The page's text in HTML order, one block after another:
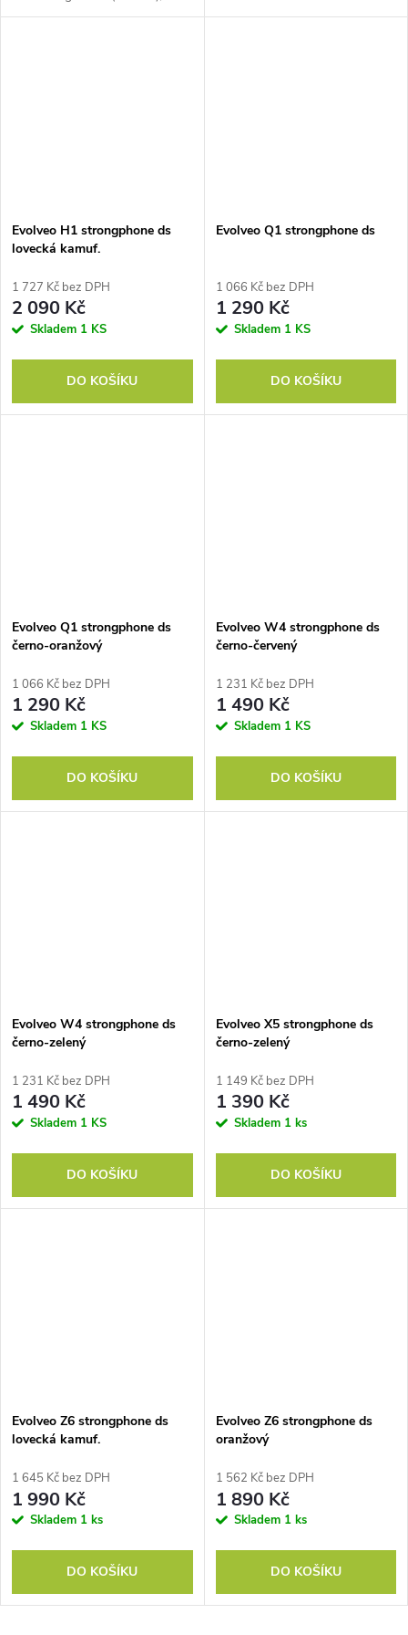
tlačítko: ANO
Evolveo H1 strongphone ds
lovecká kamuf.
1 727 Kč bez DPH
2 090 Kč
Skladem 1 KS
DO KOŠÍKU
Evolveo Q1 strongphone ds
1 066 Kč bez DPH
1 290 Kč
Skladem 1 KS
DO KOŠÍKU
Evolveo Q1 strongphone ds
černo-oranžový
1 066 Kč bez DPH
1 290 Kč
Skladem 1 KS
DO KOŠÍKU
Evolveo W4 strongphone ds
černo-červený
1 231 Kč bez DPH
1 490 Kč
Skladem 1 KS
DO KOŠÍKU
Evolveo W4 strongphone ds
černo-zelený
1 231 Kč bez DPH
1 490 Kč
Skladem 1 KS
DO KOŠÍKU
Evolveo X5 strongphone ds
černo-zelený
1 149 Kč bez DPH
1 390 Kč
Skladem 1 ks
DO KOŠÍKU
Evolveo Z6 strongphone ds
lovecká kamuf.
1 645 Kč bez DPH
1 990 Kč
Skladem 1 ks
DO KOŠÍKU
Evolveo Z6 strongphone ds
oranžový
1 562 Kč bez DPH
1 890 Kč
Skladem 1 ks
DO KOŠÍKU